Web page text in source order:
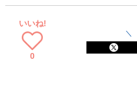
いいね!
0